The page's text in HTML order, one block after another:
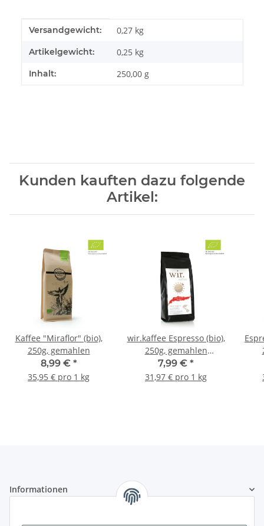
Produkteigenschaft
Wert
Versandgewicht: 0,27 kg
Artikelgewicht: 0,25 kg
Inhalt: 250,00 g
Kunden kauften dazu folgende
Artikel:
Kaffee "Miraflor" (bio),
250g, gemahlen
8,99 € *
35,95 € pro 1 kg
wir.kaffee Espresso (bio),
250g, gemahlen
//783613
7,99 € *
31,97 € pro 1 kg
Informationen